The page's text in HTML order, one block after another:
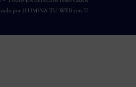
por ILUMINA TU WEBcon 🤍